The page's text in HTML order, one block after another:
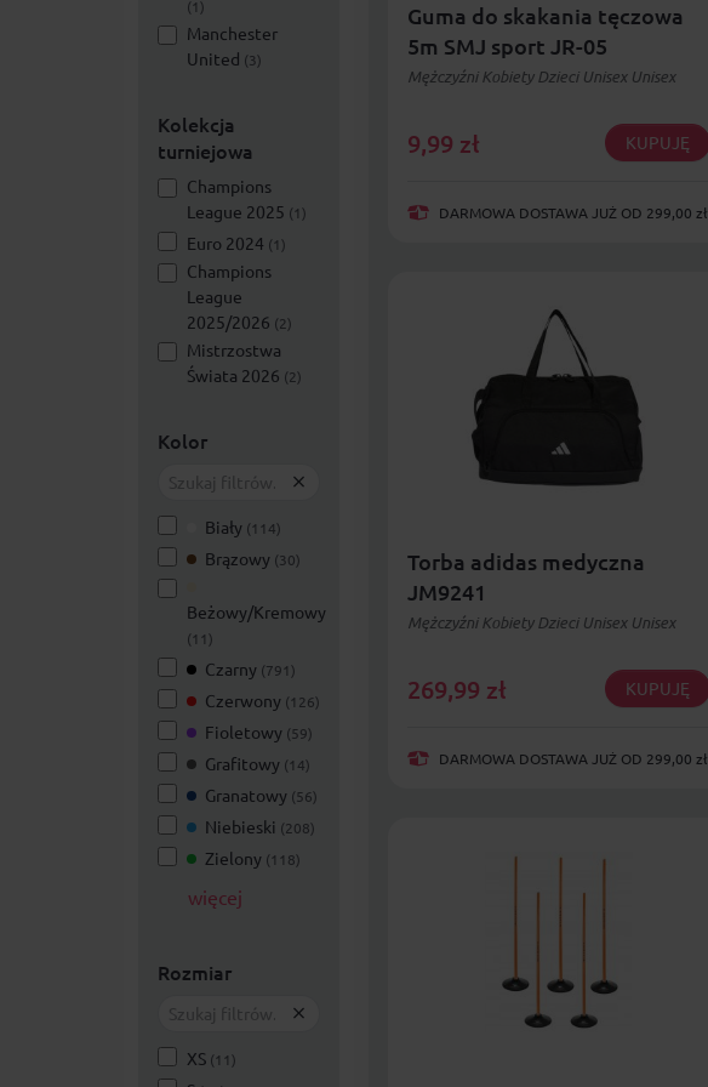
(1)
Manchester
United (3)
Kolekcja
turniejowa
Champions
League 2025 (1)
Euro 2024 (1)
Champions
League
2025/2026 (2)
Mistrzostwa
Świata 2026 (2)
Kolor
Biały (114)
Brązowy (30)
Beżowy/Kremowy
(11)
Czarny (791)
Czerwony (126)
Fioletowy (59)
Grafitowy (14)
Granatowy (56)
Niebieski (208)
Zielony (118)
więcej
Rozmiar
XS (11)
Guma do skakania tęczowa
5m SMJ sport JR-05
Mężczyźni Kobiety Dzieci Unisex Unisex
9,99 zł KUPUJĘ
DARMOWA DOSTAWA JUŻ OD 299,00 zł
Torba adidas medyczna
JM9241
Mężczyźni Kobiety Dzieci Unisex Unisex
269,99 zł KUPUJĘ
DARMOWA DOSTAWA JUŻ OD 299,00 zł